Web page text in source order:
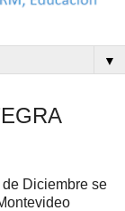
▼
de Diciembre se